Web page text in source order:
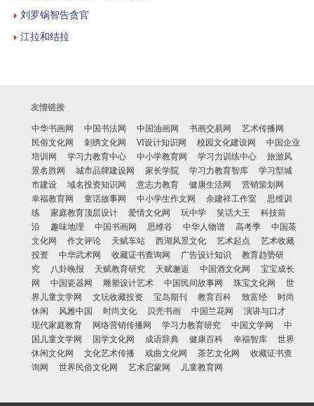
刘罗锅智告贪官
江拉和结拉
友情链接
中华书画网
中国书法网 中国油画网 书画交易网
艺术传播网
民俗文化网
刺绣文化网 VI设计知识网 校园文化建设网
中国企业
培训网
学习力教育中心 中小学教育网 学习力训练中心
旅游风
景名胜网
城市品牌建设网 家长学院 学习力教育智库
学习型城
市建设
域名投资知识网 意志力教育 健康生活网
营销策划网
幸福教育网
童话故事网 中小学生作文网 余建祥工作室
思维训
练
家庭教育顶层设计 爱情文化网 玩中学 笑话大王
科技前
沿
趣味地理 中国书画网 思维谷 中华人物谱 高考季
中国茶
文化网
作文评论 天赋车站 西湖风景文化 艺术起点
艺术收藏
投资
中华武术网 收藏证书查询网 广告设计知识
教育趋势研
究
八卦晚报 天赋教育研究 天赋邂逅 中国酒文化网
宝宝成长
网
中国瓷器网 雕塑设计艺术 中国民间故事网 珠宝文化网
世
界儿童文学网
文玩收藏投资 宝岛期刊 教育百科 致富经
时尚
休闲
风雅中国 时尚文化 贝壳书画 中国兰花网
演讲与口才
现代家庭教育
网络营销传播网 学习力教育研究 中国文学网
中
国儿童文学网
国学文化网 成语辞典 健康百科 幸福智库
世界
休闲文化网
文化艺术传播 戏曲文化网 茶艺文化网
收藏证书查
询网
世界民俗文化网 艺术启蒙网 儿童教育网